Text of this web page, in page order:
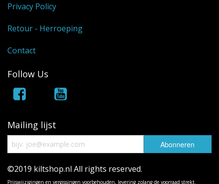
Privacy Policy
Retour - Herroeping
Contact
Follow Us
Mailing lijst
©2019 kiltshop.nl All rights reserved.
Prijswijzigingen en vergissingen voorbehouden, levering zolang de voorraad strekt.